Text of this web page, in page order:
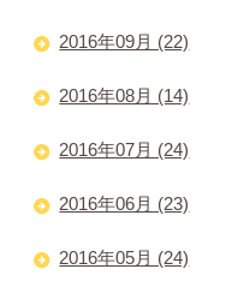
2016年09月 (22)
2016年08月 (14)
2016年07月 (24)
2016年06月 (23)
2016年05月 (24)